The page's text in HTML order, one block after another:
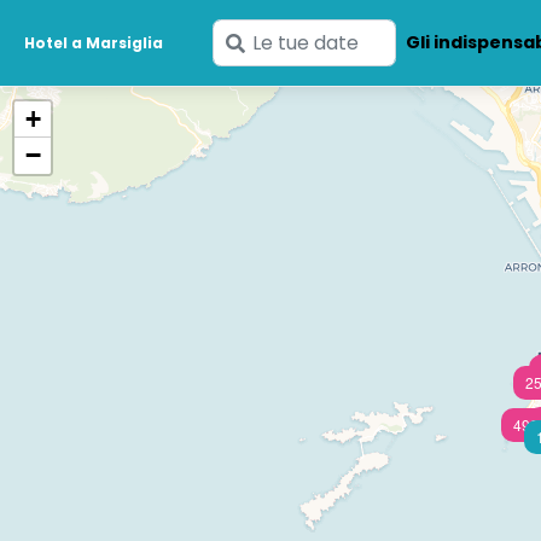
Hotel a Marsiglia
Inserisci
le
tue
date
Gli
499
+
−